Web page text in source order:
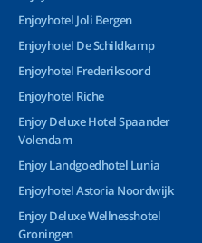
Enjoyhotel Joli Bergen
Enjoyhotel De Schildkamp
Enjoyhotel Frederiksoord
Enjoyhotel Riche
Enjoy Deluxe Hotel Spaander
Volendam
Enjoy Landgoedhotel Lunia
Enjoyhotel Astoria Noordwijk
Enjoy Deluxe Wellnesshotel
Groningen